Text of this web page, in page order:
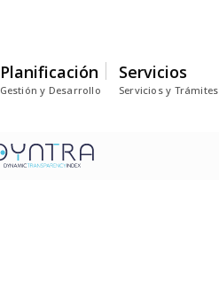
Planificación
Gestión y Desarrollo
Servicios
Servicios y Trámites